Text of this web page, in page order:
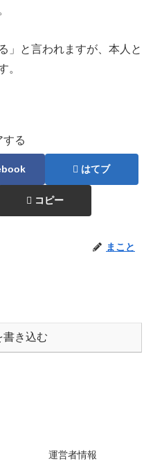
」と言われますが、本人と
。
する
はてブ
コピー
まこと
書き込む
運営者情報